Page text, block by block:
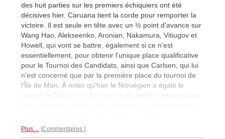
des huit parties sur les premiers échiquiers ont été
décisives hier. Caruana tient la corde pour remporter la
victoire. Il est seule en tête avec un ½ point d'avance sur
Wang Hao, Alekseenko, Aronian, Nakamura, Vitiugov et
Howell, qui vont se battre, également si ce n'est
essentiellement, pour obtenir l'unique place qualificative
pour le Tournoi des Candidats, ainsi que Carlsen, qui lui
n'est concerné que par la première place du tournoi de
l'Île de Man. À noter qu'hier le Norvégien a égalé le
record de Ding Liren du nombre de parties consécutives
Plus… Commentaires